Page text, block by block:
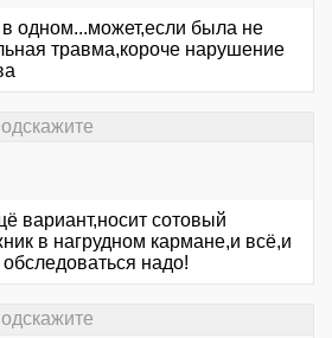
одном...может,если была не
травма,короче нарушение
вариант,носит сотовый
в нагрудном кармане,и всё,и
надо!